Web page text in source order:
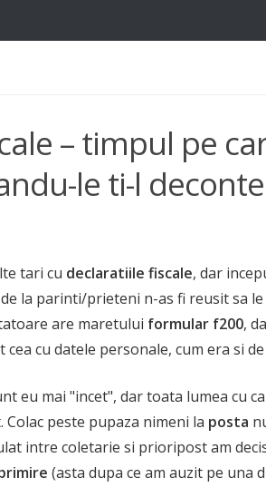
– timpul pe
le ti-l
tari cu declaratiile fiscale, dar
la parinti/prieteni n-as fi reusit sa le
are maretului formular f200,
cu datele personale, cum era si
eu mai "incet", dar toata lumea cu
Colac peste pupaza nimeni la posta
intre coletarie si prioripost am
(asta dupa ce am auzit pe una